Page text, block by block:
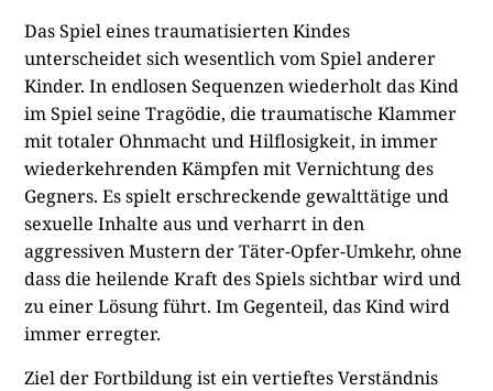
Das Spiel eines traumatisierten Kindes
unterscheidet sich wesentlich vom Spiel anderer
Kinder. In endlosen Sequenzen wiederholt das Kind
im Spiel seine Tragödie, die traumatische Klammer
mit totaler Ohnmacht und Hilflosigkeit, in immer
wiederkehrenden Kämpfen mit Vernichtung des
Gegners.Es spielt erschreckende gewalttätige und
sexuelle Inhalte aus und verharrt in den
aggressiven Mustern der Täter-Opfer-Umkehr, ohne
dass die heilende Kraft des Spiels sichtbar wird und
zu einer Lösung führt. Im Gegenteil, das Kind wird
immer erregter.
Ziel der Fortbildung ist ein vertieftes Verständnis